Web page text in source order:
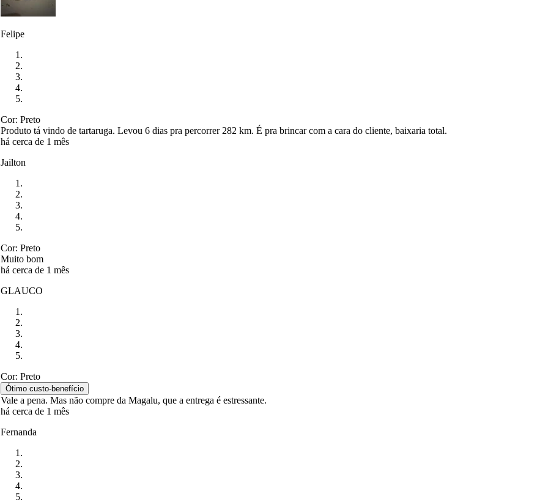
Felipe
Cor: Preto
Produto tá vindo de tartaruga. Levou 6 dias pra percorrer 282 km. É pra brincar com a cara do cliente, baixaria total.
há cerca de 1 mês
Jailton
Cor: Preto
Muito bom
há cerca de 1 mês
GLAUCO
Cor: Preto
Ótimo custo-benefício
Vale a pena. Mas não compre da Magalu, que a entrega é estressante.
há cerca de 1 mês
Fernanda